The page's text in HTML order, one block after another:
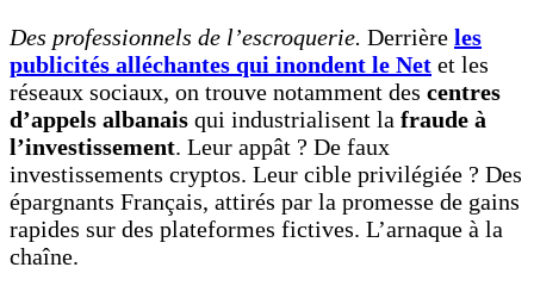
Des professionnels de l’escroquerie. Derrière les
publicités alléchantes qui inondent le Net et les
réseaux sociaux, on trouve notamment des centres
d’appels albanais qui industrialisent la fraude à
l’investissement. Leur appât ? De faux
investissements cryptos. Leur cible privilégiée ? Des
épargnants Français, attirés par la promesse de gains
rapides sur des plateformes fictives. L’arnaque à la
chaîne.